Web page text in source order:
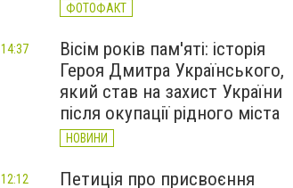
ФОТОФАКТ
Вісім років пам'яті: історія
Героя Дмитра Українського,
який став на захист України
після окупації рідного міста
НОВИНИ
14:37
Петиція про присвоєння
12:12